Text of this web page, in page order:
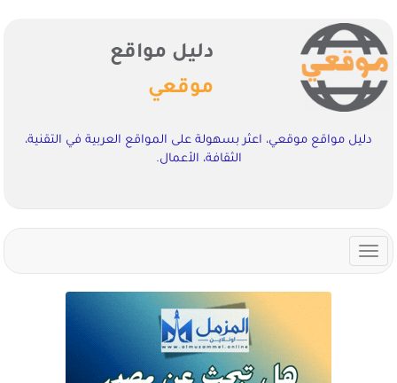
دليل مواقع
موقعي
دليل مواقع موقعي، اعثر بسهولة على المواقع العربية في التقنية،
الثقافة، الأعمال.
Toggle
navigation